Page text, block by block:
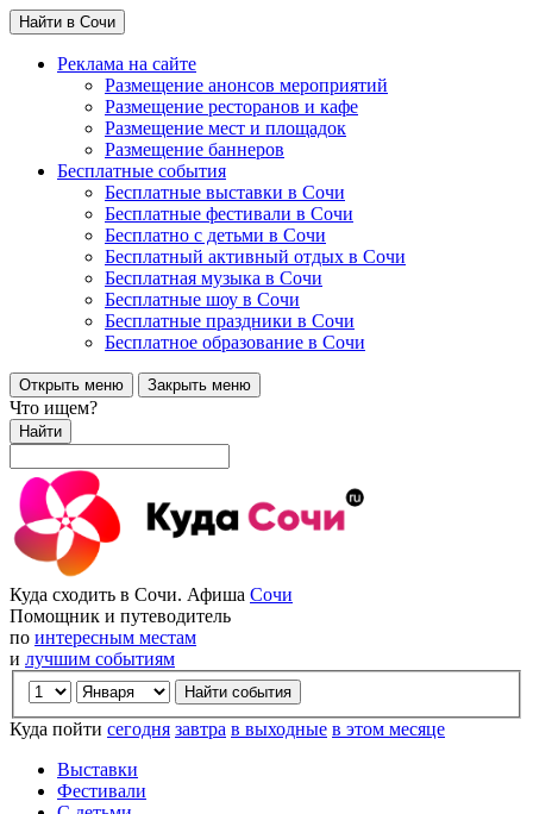
Найти в Сочи
Реклама на сайте
Размещение анонсов мероприятий
Размещение ресторанов и кафе
Размещение мест и площадок
Размещение баннеров
Бесплатные события
Бесплатные выставки в Сочи
Бесплатные фестивали в Сочи
Бесплатно с детьми в Сочи
Бесплатный активный отдых в Сочи
Бесплатная музыка в Сочи
Бесплатные шоу в Сочи
Бесплатные праздники в Сочи
Бесплатное образование в Сочи
Открыть меню Закрыть меню
Что ищем?
Найти
Куда сходить в Сочи. Афиша Сочи
Помощник и путеводитель
по интересным местам
и лучшим событиям
Куда пойти сегодня завтра в выходные в этом месяце
Выставки
Фестивали